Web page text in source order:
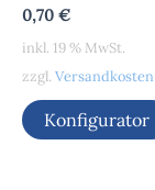
0,70 €
inkl. 19 % MwSt.
zzgl. Versandkosten
Konfigurator